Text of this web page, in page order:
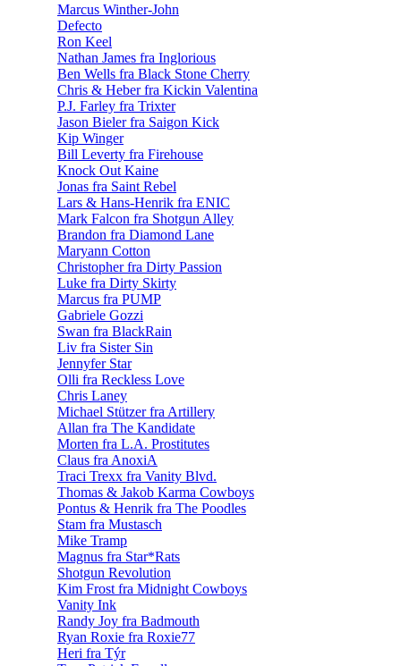
Marcus Winther-John
Defecto
Ron Keel
Nathan James fra Inglorious
Ben Wells fra Black Stone Cherry
Chris & Heber fra Kickin Valentina
P.J. Farley fra Trixter
Jason Bieler fra Saigon Kick
Kip Winger
Bill Leverty fra Firehouse
Knock Out Kaine
Jonas fra Saint Rebel
Lars & Hans-Henrik fra ENIC
Mark Falcon fra Shotgun Alley
Brandon fra Diamond Lane
Maryann Cotton
Christopher fra Dirty Passion
Luke fra Dirty Skirty
Marcus fra PUMP
Gabriele Gozzi
Swan fra BlackRain
Liv fra Sister Sin
Jennyfer Star
Olli fra Reckless Love
Chris Laney
Michael Stützer fra Artillery
Allan fra The Kandidate
Morten fra L.A. Prostitutes
Claus fra AnoxiA
Traci Trexx fra Vanity Blvd.
Thomas & Jakob Karma Cowboys
Pontus & Henrik fra The Poodles
Stam fra Mustasch
Mike Tramp
Magnus fra Star*Rats
Shotgun Revolution
Kim Frost fra Midnight Cowboys
Vanity Ink
Randy Joy fra Badmouth
Ryan Roxie fra Roxie77
Heri fra Týr